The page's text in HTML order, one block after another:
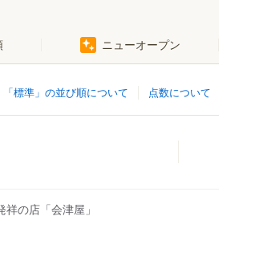
ニューオープン
点数について
「標準」の並び順について
の店「会津屋」